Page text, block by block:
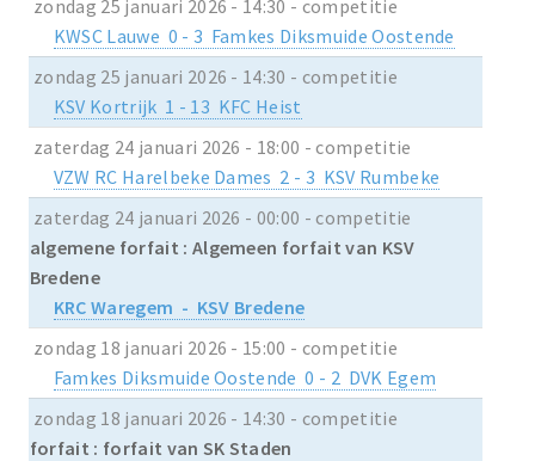
zondag 25 januari 2026 - 14:30 - competitie
KWSC Lauwe 0 - 3 Famkes Diksmuide Oostende
zondag 25 januari 2026 - 14:30 - competitie
KSV Kortrijk 1 - 13 KFC Heist
zaterdag 24 januari 2026 - 18:00 - competitie
VZW RC Harelbeke Dames 2 - 3 KSV Rumbeke
zaterdag 24 januari 2026 - 00:00 - competitie
algemene forfait : Algemeen forfait van KSV
Bredene
KRC Waregem - KSV Bredene
zondag 18 januari 2026 - 15:00 - competitie
Famkes Diksmuide Oostende 0 - 2 DVK Egem
zondag 18 januari 2026 - 14:30 - competitie
forfait : forfait van SK Staden